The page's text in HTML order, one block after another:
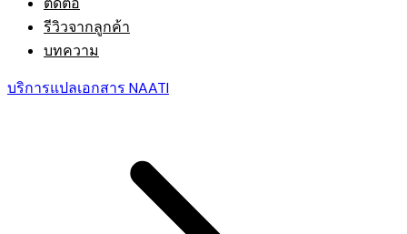
รีวิวจากลูกค้า
บทความ
บริการแปลเอกสาร NAATI